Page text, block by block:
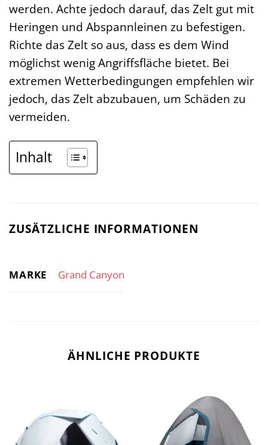
werden. Achte jedoch darauf, das Zelt gut mit
Heringen und Abspannleinen zu befestigen.
Richte das Zelt so aus, dass es dem Wind
möglichst wenig Angriffsfläche bietet. Bei
extremen Wetterbedingungen empfehlen wir
jedoch, das Zelt abzubauen, um Schäden zu
vermeiden.
Inhalt
ZUSÄTZLICHE INFORMATIONEN
MARKE Grand Canyon
ÄHNLICHE PRODUKTE